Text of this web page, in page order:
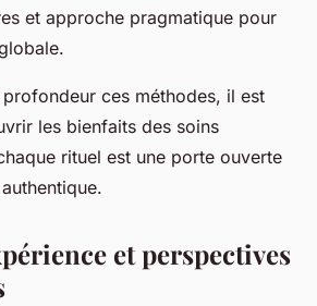
et approche pragmatique pour
ces méthodes, il est
les bienfaits des soins
rituel est une porte ouverte
et perspectives